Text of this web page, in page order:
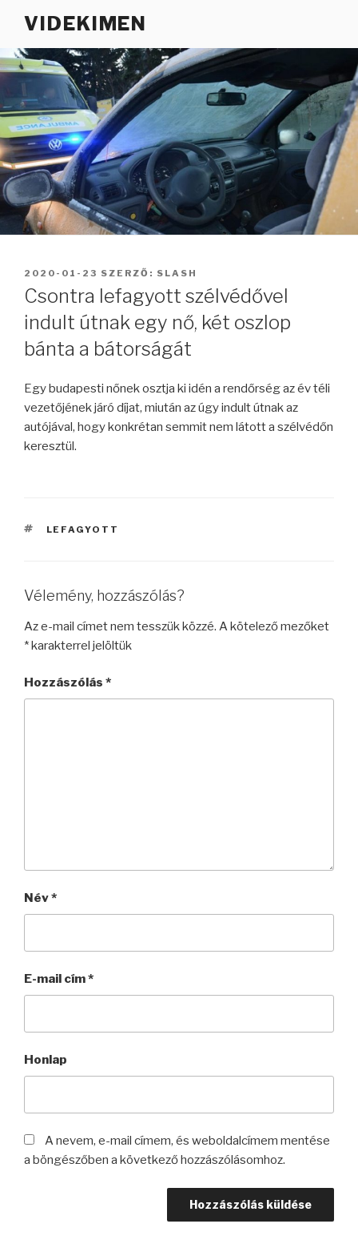
VIDEKIMEN
BEKÜLDVE:
2020-01-23 SZERZŐ: SLASH
Csontra lefagyott szélvédővel
indult útnak egy nő, két oszlop
bánta a bátorságát
Egy budapesti nőnek osztja ki idén a rendőrség az év téli
vezetőjének járó díjat, miután az úgy indult útnak az
autójával, hogy konkrétan semmit nem látott a szélvédőn
keresztül.
CÍMKÉK
LEFAGYOTT
Vélemény, hozzászólás?
Az e-mail címet nem tesszük közzé. A kötelező mezőket
*karakterrel jelöltük
Hozzászólás *
Név*
E-mail cím*
Honlap
A nevem, e-mail címem, és weboldalcímem mentése
a böngészőben a következő hozzászólásomhoz.